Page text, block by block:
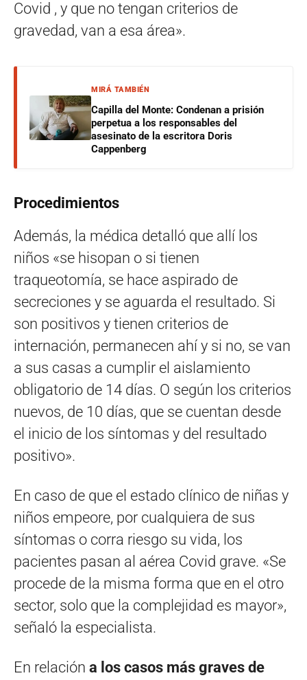
Covid , y que no tengan criterios de
gravedad, van a esa área».
MIRÁ TAMBIÉN
Capilla del Monte: Condenan a prisión
perpetua a los responsables del
asesinato de la escritora Doris
Cappenberg
Procedimientos
Además, la médica detalló que allí los
niños «se hisopan o si tienen
traqueotomía, se hace aspirado de
secreciones y se aguarda el resultado. Si
son positivos y tienen criterios de
internación, permanecen ahí y si no, se van
a sus casas a cumplir el aislamiento
obligatorio de 14 días. O según los criterios
nuevos, de 10 días, que se cuentan desde
el inicio de los síntomas y del resultado
positivo».
En caso de que el estado clínico de niñas y
niños empeore, por cualquiera de sus
síntomas o corra riesgo su vida, los
pacientes pasan al aérea Covid grave. «Se
procede de la misma forma que en el otro
sector, solo que la complejidad es mayor»,
señaló la especialista.
En relación a los casos más graves de